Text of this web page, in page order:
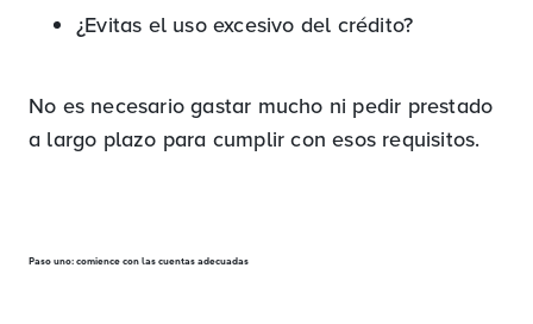
¿Evitas el uso excesivo del crédito?
No es necesario gastar mucho ni pedir prestado
a largo plazo para cumplir con esos requisitos.
Paso uno: comience con las cuentas adecuadas